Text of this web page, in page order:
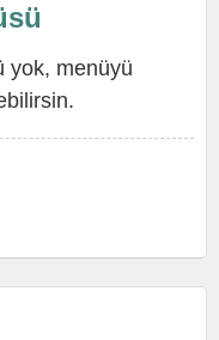
yok, menüyü